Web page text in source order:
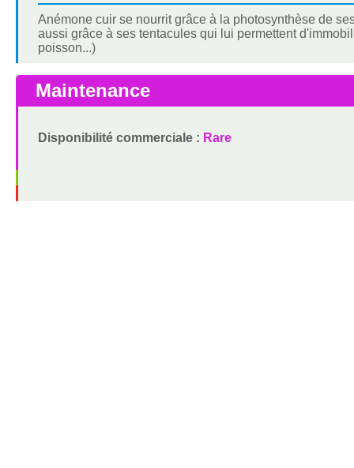
Anémone cuir se nourrit grâce à la photosynthèse de
aussi grâce à ses tentacules qui lui permettent
poisson...)
Maintenance
Disponibilité commerciale : Rare